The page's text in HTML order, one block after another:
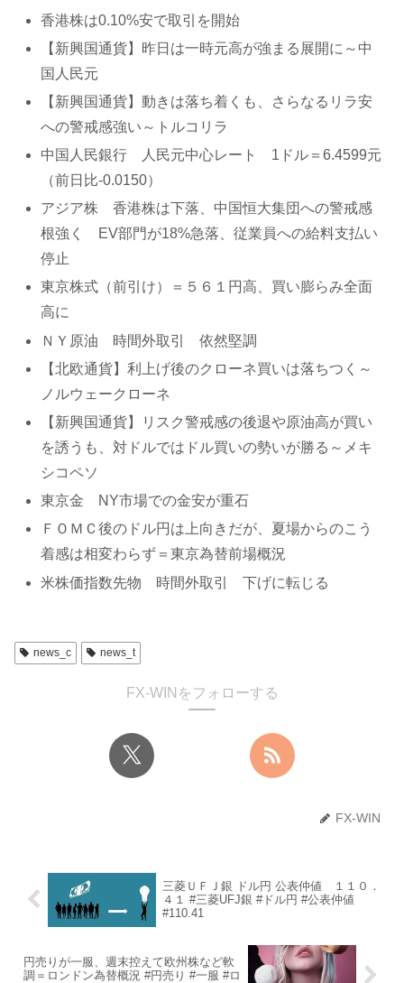
香港株は0.10%安で取引を開始
【新興国通貨】昨日は一時元高が強まる展開に～中
国人民元
【新興国通貨】動きは落ち着くも、さらなるリラ安
への警戒感強い～トルコリラ
中国人民銀行 人民元中心レート 1ドル＝6.4599元
（前日比-0.0150）
アジア株 香港株は下落、中国恒大集団への警戒感
根強く EV部門が18%急落、従業員への給料支払い
停止
東京株式（前引け）＝５６１円高、買い膨らみ全面
高に
ＮＹ原油 時間外取引 依然堅調
【北欧通貨】利上げ後のクローネ買いは落ちつく～
ノルウェークローネ
【新興国通貨】リスク警戒感の後退や原油高が買い
を誘うも、対ドルではドル買いの勢いが勝る～メキ
シコペソ
東京金 NY市場での金安が重石
ＦＯＭＣ後のドル円は上向きだが、夏場からのこう
着感は相変わらず＝東京為替前場概況
米株価指数先物 時間外取引 下げに転じる
news_c news_t
FX-WINをフォローする
FX-WIN
三菱ＵＦＪ銀 ドル円 公表仲値 １１０．
４１ #三菱UFJ銀 #ドル円 #公表仲値
#110.41
円売りが一服、週末控えて欧州株など軟
調＝ロンドン為替概況 #円売り #一服 #ロ